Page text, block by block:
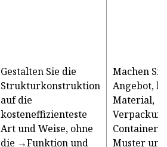
Gestalten Sie die
Strukturkonstruktion
auf die
kosteneffizienteste
Art und Weise, ohne
die →Funktion und
Machen
Angebot,
Material,
Muster und